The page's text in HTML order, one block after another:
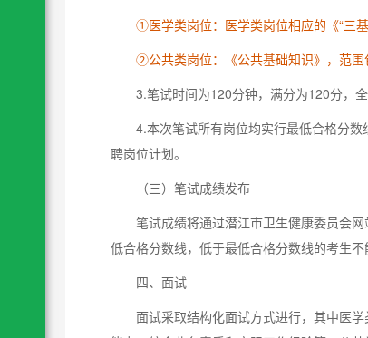
①医学类岗位：医学类岗位相应的《“三基
②公共类岗位：《公共基础知识》，范围
3.笔试时间为120分钟，满分为120分，
4.本次笔试所有岗位均实行最低合格分
聘岗位计划。
（三）笔试成绩发布
笔试成绩将通过潜江市卫生健康委员会
低合格分数线，低于最低合格分数线的考生不
四、面试
面试采取结构化面试方式进行，其中医